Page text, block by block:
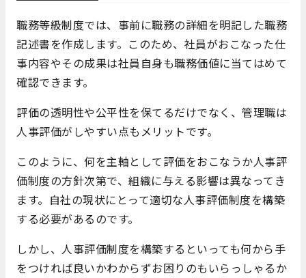
職務等級制度では、事前に職務の詳細を明記した職務
記述書を作成します。このため、社員がおこなった仕
事内容やその成果は社員自身も職務価値に当てはめて
確認できます。
評価の透明性や公平性を保てるだけでなく、管理職は
人事評価がしやすい点もメリットです。
このように、何を主軸として評価をおこなうか人事評
価制度の方針次第で、組織に与える影響は異なってき
ます。自社の現状にとって適切な人事評価制度を構築
する必要があるのです。
しかし、人事評価制度を構築するといっても何から手
をつければ良いかわからずお困りのもいらっしゃるか